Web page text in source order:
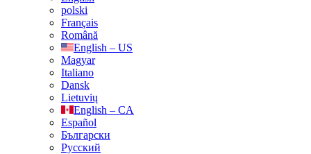
polski
Français
Română
English – US
Magyar
Italiano
Dansk
Lietuvių
English – CA
Español
Български
Русский